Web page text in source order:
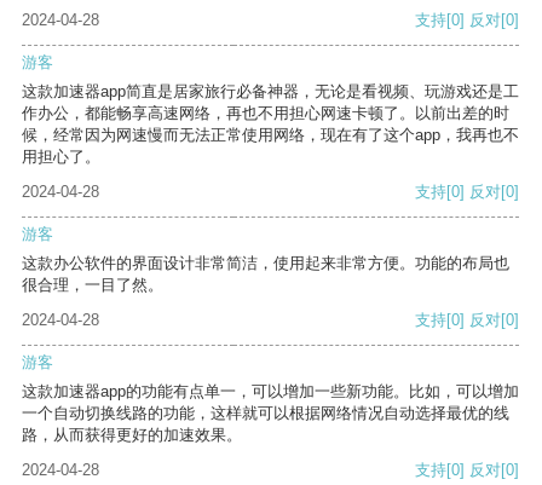
2024-04-28
支持[0] 反对[0]
游客
这款加速器app简直是居家旅行必备神器，无论是看视频、玩游戏还是工
作办公，都能畅享高速网络，再也不用担心网速卡顿了。以前出差的时
候，经常因为网速慢而无法正常使用网络，现在有了这个app，我再也不
用担心了。
2024-04-28
支持[0] 反对[0]
游客
这款办公软件的界面设计非常简洁，使用起来非常方便。功能的布局也
很合理，一目了然。
2024-04-28
支持[0] 反对[0]
游客
这款加速器app的功能有点单一，可以增加一些新功能。比如，可以增加
一个自动切换线路的功能，这样就可以根据网络情况自动选择最优的线
路，从而获得更好的加速效果。
2024-04-28
支持[0] 反对[0]